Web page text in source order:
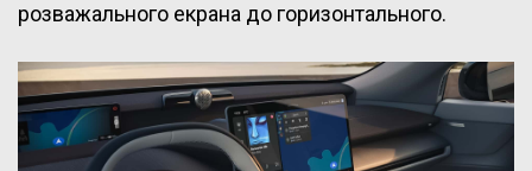
розважального екрана до горизонтального.